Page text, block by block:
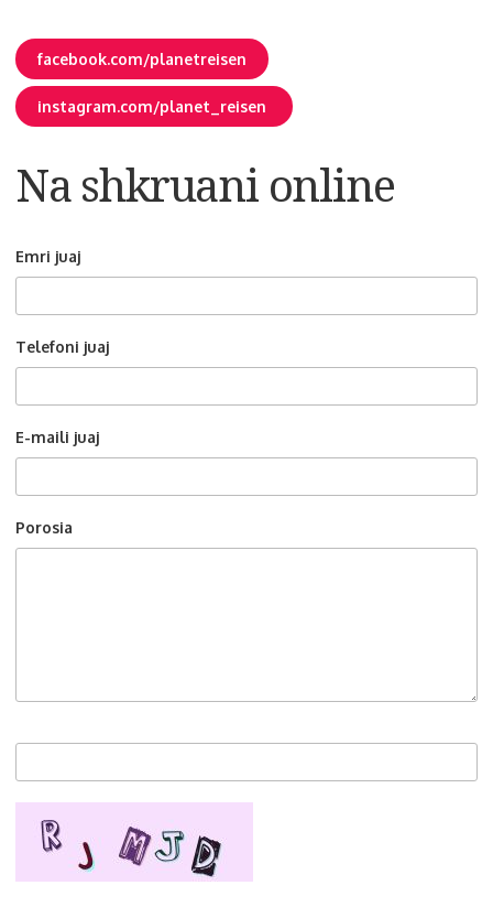
facebook.com/planetreisen
instagram.com/planet_reisen
Na shkruani online
Emri juaj
Telefoni juaj
E-maili juaj
Porosia